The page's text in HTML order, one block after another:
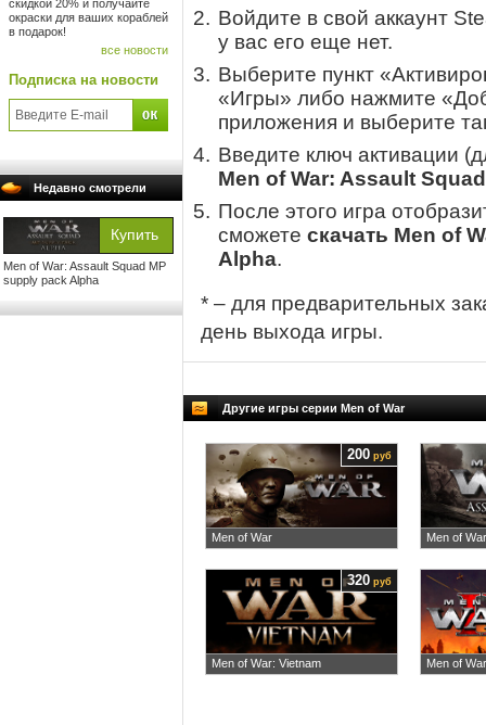
скидкой 20% и получайте
окраски для ваших кораблей
в подарок!
все новости
Подписка на новости
Недавно смотрели
Men of War: Assault Squad MP
supply pack Alpha
Войдите в свой аккаунт
у вас его еще нет.
Выберите пункт
«Игры» либо нажмите
приложения и выберите
Введите ключ активации
Men of War: Assault
После этого игра
сможете скачать Men of
Alpha.
* – для предварительных
день выхода игры.
Другие игры серии Men of War
Men of War
200 руб
Men of
Men of War: Vietnam
320 руб
Men of